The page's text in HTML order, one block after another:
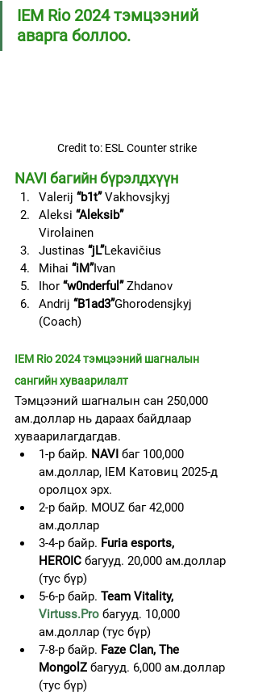
IEM Rio 2024 тэмцээний
аварга боллоо.
Credit to: ESL Counter strike
NAVI багийн бүрэлдхүүн
Valerij “b1t” Vakhovsjkyj
Aleksi “Aleksib”
Virolainen
Justinas “jL”Lekavičius
Mihai “iM”Ivan
Ihor “w0nderful” Zhdanov
Andrij “B1ad3”Ghorodensjkyj
(Coach)
IEM Rio 2024 тэмцээний шагналын
сангийн хуваарилалт
Тэмцээний шагналын сан 250,000
ам.доллар нь дараах байдлаар
хуваарилагдагдав.
1-р байр. NAVI баг 100,000
ам.доллар, IEM Катовиц 2025-д
оролцох эрх.
2-р байр. MOUZ баг 42,000
ам.доллар
3-4-р байр. Furia esports,
HEROIC багууд. 20,000 ам.доллар
(тус бүр)
5-6-р байр. Team Vitality,
Virtuss.Pro багууд. 10,000
ам.доллар (тус бүр)
7-8-р байр. Faze Clan, The
MongolZ багууд. 6,000 ам.доллар
(тус бүр)